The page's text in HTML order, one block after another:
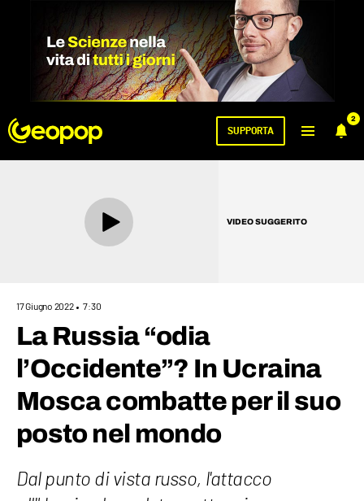
2
SUPPORTA
VIDEO SUGGERITO
17 Giugno 2022 7:30
La Russia “odia
l’Occidente”? In Ucraina
Mosca combatte per il suo
posto nel mondo
Dal punto di vista russo, l'attacco